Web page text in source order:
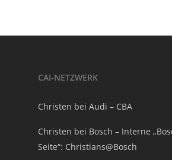
CAI-NETZWERK
Christen bei Audi – CBA
Christen bei Bosch – Interne
Seite“: Christians@Bosch